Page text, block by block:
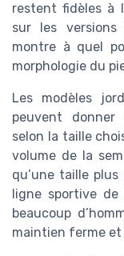
restent fidèles à
sur les versions
montre à quel
morphologie du
Les modèles
peuvent donner
selon la taille
volume de la
qu’une taille
ligne sportive
beaucoup
maintien ferme et